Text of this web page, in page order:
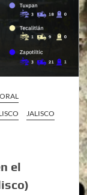
JALISCO
el